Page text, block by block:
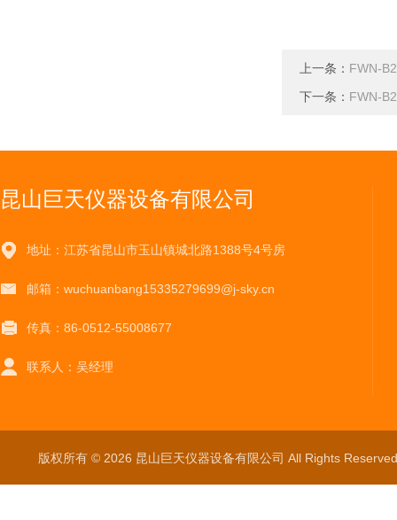
上一条： FWN-
下一条： FWN-
昆山巨天仪器设备有限公司
地址：江苏省昆山市玉山镇城北路1388号4号房
邮箱：wuchuanbang15335279699@j-sky.cn
传真：86-0512-55008677
联系人：吴经理
版权所有 © 2026 昆山巨天仪器设备有限公司 All Rights